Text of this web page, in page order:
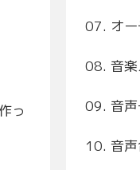
っ
07. オー
08. 音楽
09. 音声
10. 音